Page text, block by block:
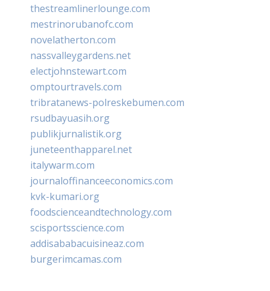
thestreamlinerlounge.com
mestrinorubanofc.com
novelatherton.com
nassvalleygardens.net
electjohnstewart.com
omptourtravels.com
tribratanews-polreskebumen.com
rsudbayuasih.org
publikjurnalistik.org
juneteenthapparel.net
italywarm.com
journaloffinanceeconomics.com
kvk-kumari.org
foodscienceandtechnology.com
scisportsscience.com
addisababacuisineaz.com
burgerimcamas.com